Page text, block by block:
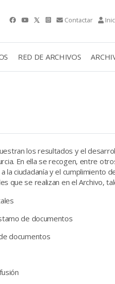
Contactar
RED DE ARCHIVOS
los resultados y el
En ella se recogen, entre
la ciudadanía y el cumplimiento
que se realizan en el Archivo,
de documentos
documentos